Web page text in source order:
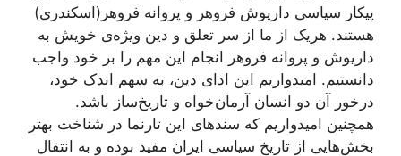
پیکار سیاسی داریوش فروهر و پروانه فروهر(اسکندری)
هستند. هریک از ما از سر تعلق و دین ویژه‌ی خویش به
داریوش و پروانه فروهر انجام این مهم را بر خود واجب
دانستیم. امیدواریم این ادای دین، به سهم اندک خود،
درخور آن دو انسان آرمان‌خواه و تاریخ‌ساز باشد.
همچنین امیدواریم که سندهای این تارنما در شناخت بهتر
بخش‌هایی از تاریخ سیاسی ایران مفید بوده و به انتقال